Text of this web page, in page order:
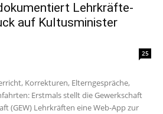
Lehrkräfte-
auf Kultusminister
25
Korrekturen, Elterngespräche,
Erstmals stellt die Gewerkschaft
(GEW) Lehrkräften eine Web-App zur